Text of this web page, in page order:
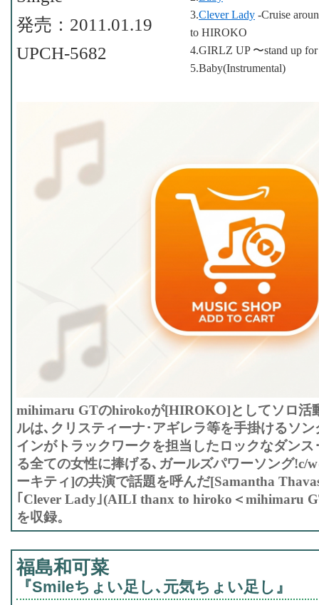
3.Clever Lady -Cruise
to HIROKO
4.GIRLZ UP 〜stand up
5.Baby(Instrumental)
発売：2011.01.19
UPCH-5682
mihimaru GTのhirokoが[HIROKO]としてソロ活
ルは､クリスティーナ･アギレラ等を手掛けるソ
インがトラックワークを担当したロックなダン
る全ての女性に捧げる､ガールズパワーソング!c/
ーキティ]の共演で話題を呼んだ[Samantha
｢Clever Lady｣(AILI thanx to hiroko＜mihimaru
を収録。
福島和可菜
『Smileちょい足し､元気ちょい足し』